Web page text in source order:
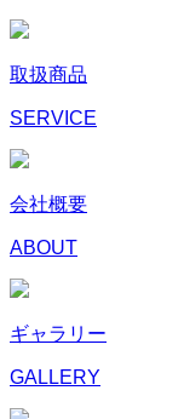
取扱商品
SERVICE
会社概要
ABOUT
ギャラリー
GALLERY